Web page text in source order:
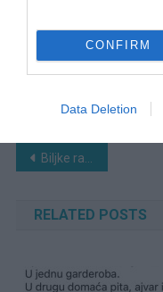
CONFIRM
Data Deletion
Navigacija
Biljke rastu kao lude ako ih nakon sadnje zalijete sa ovim!
RELATED POSTS